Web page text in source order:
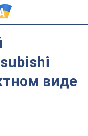
виде